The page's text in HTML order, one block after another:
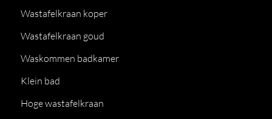
Wastafelkraan koper
Wastafelkraan goud
Waskommen badkamer
Klein bad
Hoge wastafelkraan